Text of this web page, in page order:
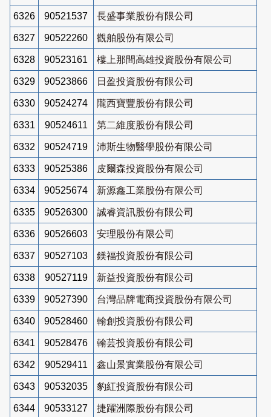
6326 90521537 長盛事業股份有限公司
6327 90522260 觀舶股份有限公司
6328 90523161 樓上那間高雄投資股份有限公司
6329 90523866 日盈投資股份有限公司
6330 90524274 隴西寶豐股份有限公司
6331 90524611 第二維度股份有限公司
6332 90524719 沛斯生物醫學股份有限公司
6333 90525386 皮爾森投資股份有限公司
6334 90525674 新源鑫工業股份有限公司
6335 90526300 誠睿資訊股份有限公司
6336 90526603 安理股份有限公司
6337 90527103 鎂福投資股份有限公司
6338 90527119 新益投資股份有限公司
6339 90527390 台灣品牌電商投資股份有限公司
6340 90528460 翰創投資股份有限公司
6341 90528476 翰芸投資股份有限公司
6342 90529411 鑫山景實業股份有限公司
6343 90532035 豹紅投資股份有限公司
6344 90533127 捷躍洲際股份有限公司